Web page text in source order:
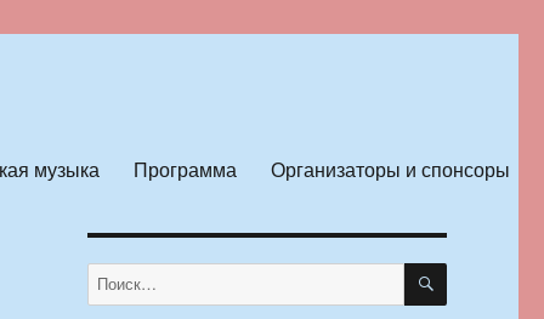
музыка Программа Организаторы и спонсоры
Искать: ПОИСК